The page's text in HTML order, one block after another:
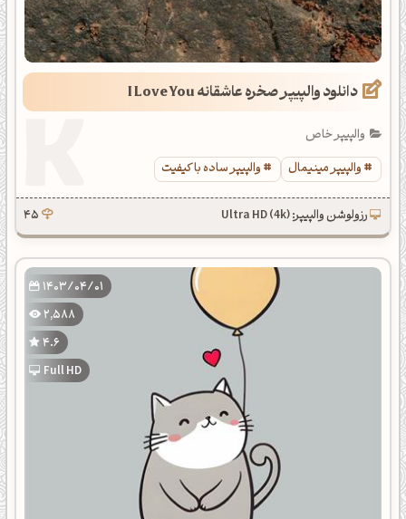
دانلود والپیپر صخره عاشقانه I Love You
والپیپر خاص
والپیپر مینیمال
والپیپر ساده با کیفیت
رزولوشن والپیپر: Ultra HD (4k) 45
1403/04/01
2,588
4.6
Full HD